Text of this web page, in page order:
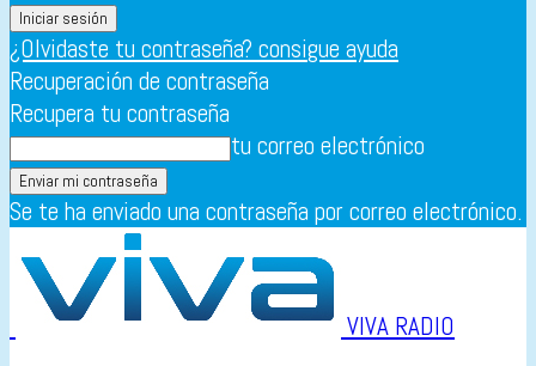
¿Olvidaste tu contraseña? consigue ayuda
Recuperación de contraseña
Recupera tu contraseña
tu correo electrónico
Se te ha enviado una contraseña por correo electrónico.
VIVA RADIO